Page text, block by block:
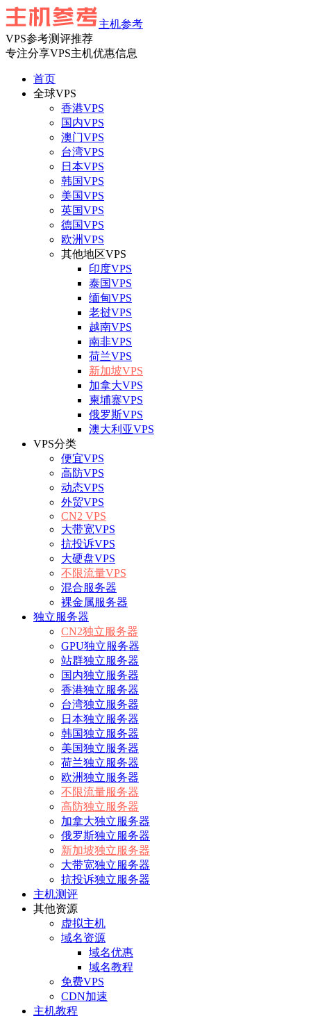
主机参考
VPS参考测评推荐
专注分享VPS主机优惠信息
首页
全球VPS
香港VPS
国内VPS
澳门VPS
台湾VPS
日本VPS
韩国VPS
美国VPS
英国VPS
德国VPS
欧洲VPS
其他地区VPS
印度VPS
泰国VPS
缅甸VPS
老挝VPS
越南VPS
南非VPS
荷兰VPS
新加坡VPS
加拿大VPS
柬埔寨VPS
俄罗斯VPS
澳大利亚VPS
VPS分类
便宜VPS
高防VPS
动态VPS
外贸VPS
CN2 VPS
大带宽VPS
抗投诉VPS
大硬盘VPS
不限流量VPS
混合服务器
裸金属服务器
独立服务器
CN2独立服务器
GPU独立服务器
站群独立服务器
国内独立服务器
香港独立服务器
台湾独立服务器
日本独立服务器
韩国独立服务器
美国独立服务器
荷兰独立服务器
欧洲独立服务器
不限流量服务器
高防独立服务器
加拿大独立服务器
俄罗斯独立服务器
新加坡独立服务器
大带宽独立服务器
抗投诉独立服务器
主机测评
其他资源
虚拟主机
域名资源
域名优惠
域名教程
免费VPS
CDN加速
主机教程